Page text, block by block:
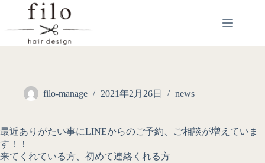
filo-manage 2021年2月26日 news
最近ありがたい事にLINEからのご予約、ご相談が増えていま
す！！
来てくれている方、初めて連絡くれる方